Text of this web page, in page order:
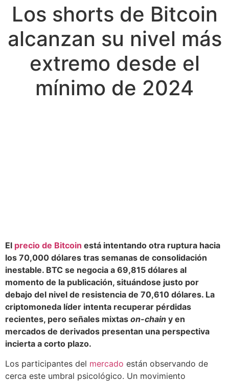
Compartir
Los shorts de Bitcoin
alcanzan su nivel más
extremo desde el
mínimo de 2024
El precio de Bitcoin está intentando otra ruptura hacia
los 70,000 dólares tras semanas de consolidación
inestable. BTC se negocia a 69,815 dólares al
momento de la publicación, situándose justo por
debajo del nivel de resistencia de 70,610 dólares. La
criptomoneda líder intenta recuperar pérdidas
recientes, pero señales mixtas on-chain y en
mercados de derivados presentan una perspectiva
incierta a corto plazo.
Los participantes del mercado están observando de
cerca este umbral psicológico. Un movimiento